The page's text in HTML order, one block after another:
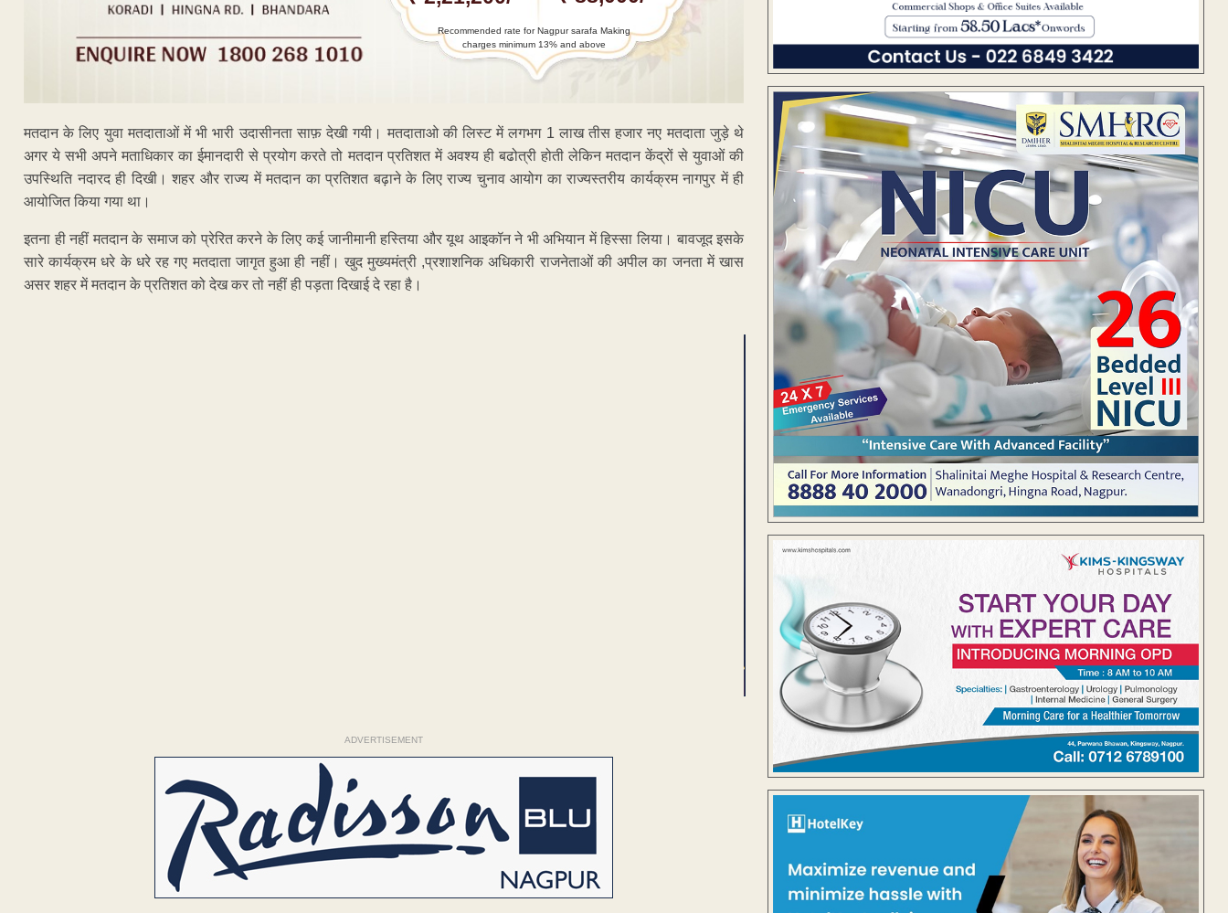
Recommended rate for Nagpur sarafa Making
charges minimum 13% and above
मतदान के लिए युवा मतदाताओं में भी भारी उदासीनता साफ़ देखी गयी। मतदाताओ की लिस्ट में लगभग 1 लाख तीस हजार नए मतदाता जुड़े थे
अगर ये सभी अपने मताधिकार का ईमानदारी से प्रयोग करते तो मतदान प्रतिशत में अवश्य ही बढोत्री होती लेकिन मतदान केंद्रों से युवाओं की
उपस्थिति नदारद ही दिखी। शहर और राज्य में मतदान का प्रतिशत बढ़ाने के लिए राज्य चुनाव आयोग का राज्यस्तरीय कार्यक्रम नागपुर में ही
आयोजित किया गया था।
इतना ही नहीं मतदान के समाज को प्रेरित करने के लिए कई जानीमानी हस्तिया और यूथ आइकॉन ने भी अभियान में हिस्सा लिया। बावजूद इसके
सारे कार्यक्रम धरे के धरे रह गए मतदाता जागृत हुआ ही नहीं। खुद मुख्यमंत्री ,प्रशाशनिक अधिकारी राजनेताओं की अपील का जनता में खास
असर शहर में मतदान के प्रतिशत को देख कर तो नहीं ही पड़ता दिखाई दे रहा है।
ADVERTISEMENT